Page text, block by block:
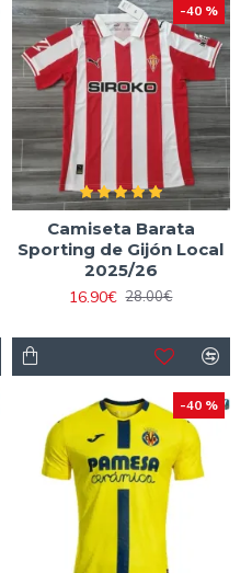
-40 %
Camiseta Barata
Sporting de Gijón Local
2025/26
16.90€ 28.00€
-40 %